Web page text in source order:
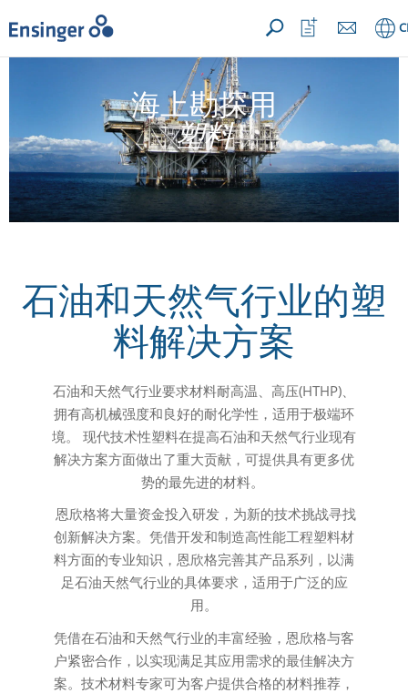
您的询价 ({{productCount}} 产品)
主
页
打
开
收
列
表
海上勘探用
塑料
石油和天然气行业的塑
料解决方案
石油和天然气行业要求材料耐高温、高压(HTHP)、
拥有高机械强度和良好的耐化学性，适用于极端环
境。 现代技术性塑料在提高石油和天然气行业现有
解决方案方面做出了重大贡献，可提供具有更多优
势的最先进的材料。
恩欣格将大量资金投入研发，为新的技术挑战寻找
创新解决方案。凭借开发和制造高性能工程塑料材
料方面的专业知识，恩欣格完善其产品系列，以满
足石油天然气行业的具体要求，适用于广泛的应
用。
凭借在石油和天然气行业的丰富经验，恩欣格与客
户紧密合作，以实现满足其应用需求的最佳解决方
案。技术材料专家可为客户提供合格的材料推荐，